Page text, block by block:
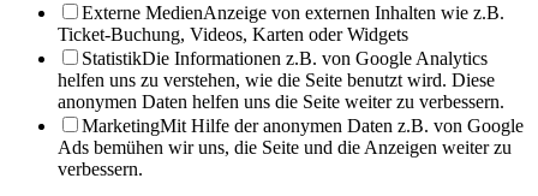
Externe MedienAnzeige von externen Inhalten wie z.B.
Ticket-Buchung, Videos, Karten oder Widgets
StatistikDie Informationen z.B. von Google Analytics
helfen uns zu verstehen, wie die Seite benutzt wird. Diese
anonymen Daten helfen uns die Seite weiter zu verbessern.
MarketingMit Hilfe der anonymen Daten z.B. von Google
Ads bemühen wir uns, die Seite und die Anzeigen weiter zu
verbessern.